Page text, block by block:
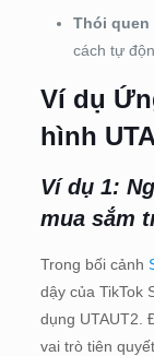
Thói quen
cách tự
Ví dụ
hình
Ví dụ 1:
mua sắm
Trong bối cảnh
dậy của TikTok
dụng UTAUT2.
vai trò tiên